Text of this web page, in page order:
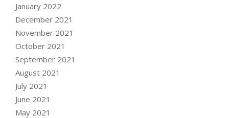
January 2022
December 2021
November 2021
October 2021
September 2021
August 2021
July 2021
June 2021
May 2021